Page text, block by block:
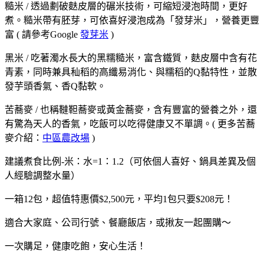
糙米 / 透過劃破麩皮層的碾米技術，可縮短浸泡時間，更好
煮。糙米帶有胚芽，可依喜好浸泡成為「發芽米」，營養更豐
富 ( 請參考Google 發芽米 )
黑米 / 吃著濁水長大的黑糯糙米，富含鐵質，麩皮層中含有花
青素，同時兼具秈稻的高纖易消化、與糯稻的Q黏特性，並散
發芋頭香氣、香Q黏軟。
苦蕎麥 / 也稱韃靼蕎麥或黃金蕎麥，含有豐富的營養之外，還
有驚為天人的香氣，吃飯可以吃得健康又不單調。( 更多苦蕎
麥介紹： 中區農改場 )
建議煮食比例-米：水=1：1.2（可依個人喜好、鍋具差異及個
人經驗調整水量）
一箱12包，超值特惠價$2,500元，平均1包只要$208元！
適合大家庭、公司行號、餐廳飯店，或揪友一起團購～
一次購足，健康吃飽，安心生活！